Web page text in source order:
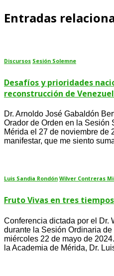
Entradas
Discursos Sesión Solemne
Desafíos y prioridades
reconstrucción de
Dr. Arnoldo José Gabaldón
Orador de Orden en la Sesión
Mérida el 27 de noviembre de
manifestar, que me siento
Luis Sandia Rondón Wilver Contreras
Fruto Vivas en tres
Conferencia dictada por el Dr.
durante la Sesión Ordinaria
miércoles 22 de mayo de
la Academia de Mérida, Dr.